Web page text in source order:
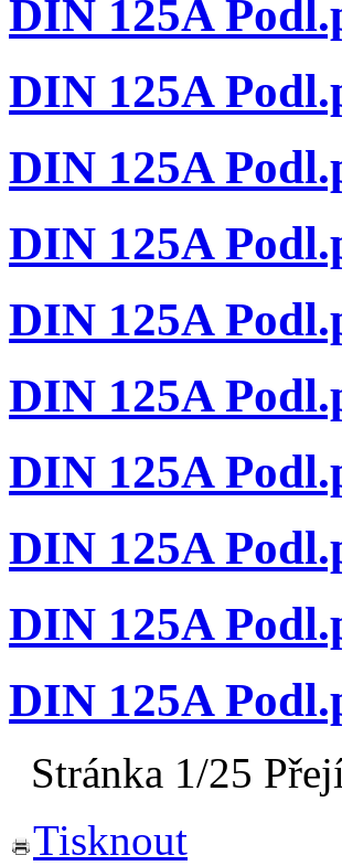
DIN 125A
DIN 125A
DIN 125A
DIN 125A
DIN 125A
DIN 125A
DIN 125A
DIN 125A
DIN 125A
DIN 125A
Stránka 1/25
Tisknout